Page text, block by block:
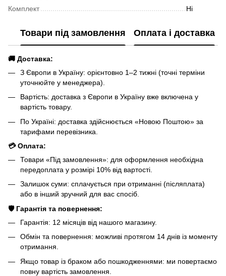
Комплект
Ні
Товари під замовлення Оплата і доставка
🚚 Доставка:
З Європи в Україну: орієнтовно 1–2 тижні (точні терміни
уточнюйте у менеджера).
Вартість: доставка з Європи в Україну вже включена у
вартість товару.
По Україні: доставка здійснюється «Новою Поштою» за
тарифами перевізника.
💳 Оплата:
Товари «Під замовлення»: для оформлення необхідна
передоплата у розмірі 10% від вартості.
Залишок суми: сплачується при отриманні (післяплата)
або в інший зручний для вас спосіб.
🛡️ Гарантія та повернення:
Гарантія: 12 місяців від нашого магазину.
Обмін та повернення: можливі протягом 14 днів із моменту
отримання.
Якщо товар із браком або пошкодженнями: ми повертаємо
повну вартість замовлення.